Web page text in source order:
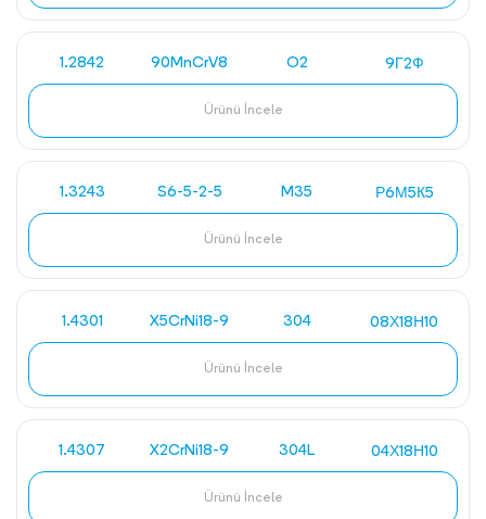
1.2842 90MnCrV8 O2 9Г2Ф
Ürünü İncele
1.3243 S6-5-2-5 M35 Р6М5К5
Ürünü İncele
1.4301 X5CrNi18-9 304 08Х18Н10
Ürünü İncele
1.4307 X2CrNi18-9 304L 04Х18Н10
Ürünü İncele